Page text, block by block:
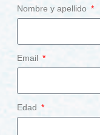
Nombre y apellido
Email
Edad